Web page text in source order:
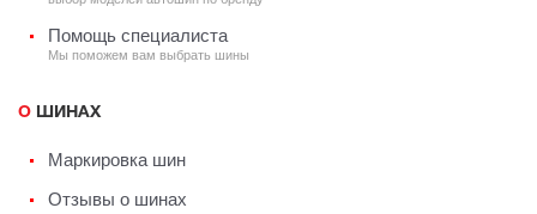
Помощь специалиста
Мы поможем вам выбрать шины
О ШИНАХ
Маркировка шин
Отзывы о шинах